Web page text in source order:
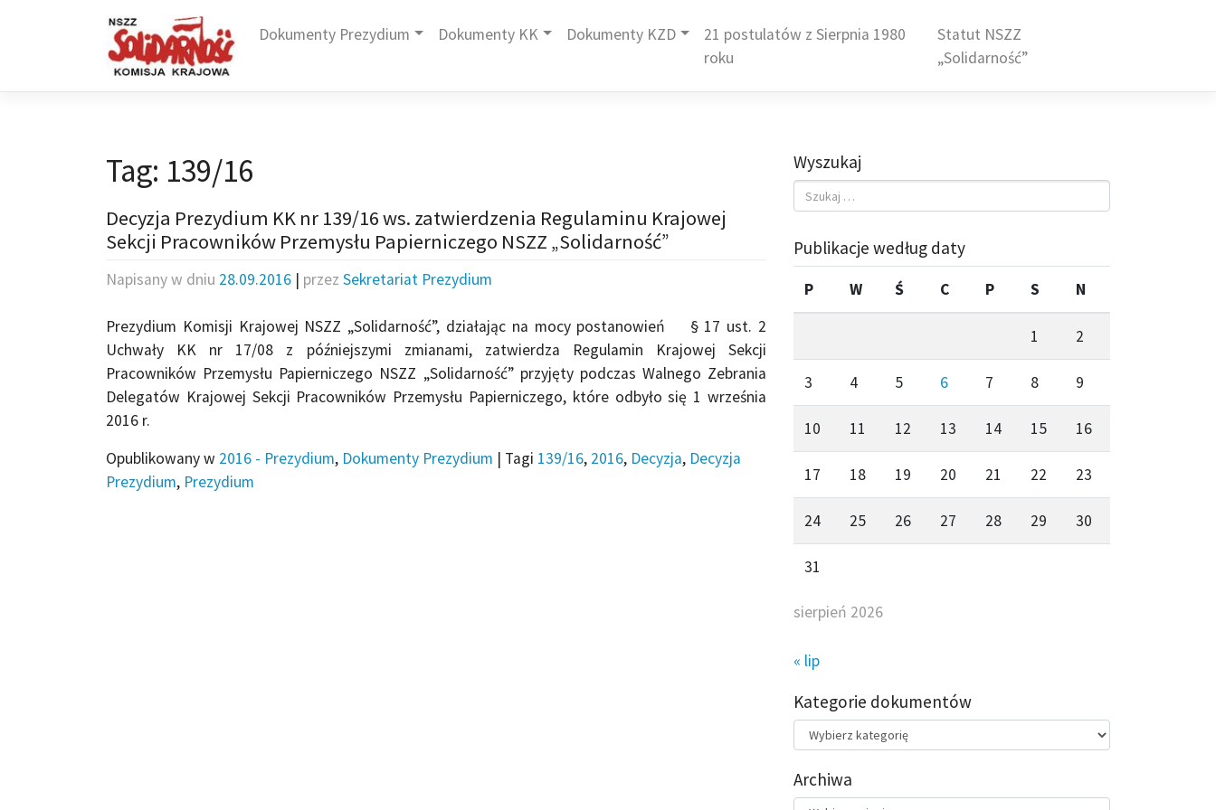
Dokumenty Prezydium Dokumenty KK Dokumenty KZD
21 postulatów z Sierpnia 1980
roku
Statut NSZZ
„Solidarność”
Tag: 139/16
Decyzja Prezydium KK nr 139/16 ws. zatwierdzenia Regulaminu Krajowej
Sekcji Pracowników Przemysłu Papierniczego NSZZ „Solidarność”
Napisany w dniu 28.09.2016 | przez Sekretariat Prezydium
Prezydium Komisji Krajowej NSZZ „Solidarność”, działając na mocy postanowień § 17 ust. 2
Uchwały KK nr 17/08 z późniejszymi zmianami, zatwierdza Regulamin Krajowej Sekcji
Pracowników Przemysłu Papierniczego NSZZ „Solidarność” przyjęty podczas Walnego Zebrania
Delegatów Krajowej Sekcji Pracowników Przemysłu Papierniczego, które odbyło się 1 września
2016 r.
Opublikowany w 2016 - Prezydium, Dokumenty Prezydium | Tagi 139/16, 2016, Decyzja, Decyzja
Prezydium, Prezydium
Wyszukaj
Publikacje według daty
sierpień 2026
P W Ś C P S N
1 2
3 4 5 6 7 8 9
10 11 12 13 14 15 16
17 18 19 20 21 22 23
24 25 26 27 28 29 30
31
« lip
Kategorie dokumentów
Kategorie
dokumentów
Archiwa
Archiwa